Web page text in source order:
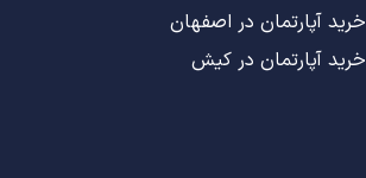
خرید آپارتمان در اصفهان
خرید آپارتمان در کیش